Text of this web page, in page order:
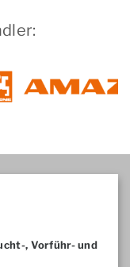
, Vorführ- und